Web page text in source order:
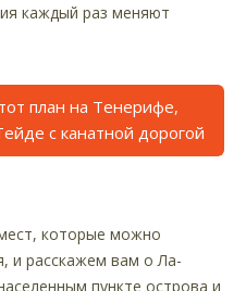
каждый раз меняют
план на Тенерифе,
с канатной дорогой
которые можно
и расскажем вам о Ла-
пункте острова и